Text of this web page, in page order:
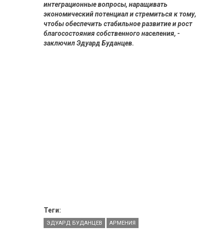
интеграционные вопросы, наращивать
экономический потенциал и стремиться к тому,
чтобы обеспечить стабильное развитие и рост
благосостояния собственного населения, -
заключил Эдуард Буданцев.
Теги:
ЭДУАРД БУДАНЦЕВ АРМЕНИЯ